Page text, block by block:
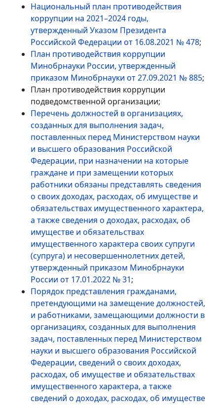
Национальный план противодействия
коррупции на 2021–2024 годы,
утвержденный Указом Президента
Российской Федерации от 16.08.2021 № 478;
План противодействия коррупции
Минобрнауки России, утвержденный
приказом Минобрнауки от 27.09.2021 № 885;
План противодействия коррупции
подведомственной организации;
Перечень должностей в организациях,
созданных для выполнения задач,
поставленных перед Министерством науки
и высшего образования Российской
Федерации, при назначении на которые
граждане и при замещении которых
работники обязаны представлять сведения
о своих доходах, расходах, об имуществе и
обязательствах имущественного характера,
а также сведения о доходах, расходах, об
имуществе и обязательствах
имущественного характера своих супруги
(супруга) и несовершеннолетних детей,
утвержденный приказом Минобрнауки
России от 17.01.2022 № 31;
Порядок представления гражданами,
претендующими на замещение должностей,
и работниками, замещающими должности в
организациях, созданных для выполнения
задач, поставленных перед Министерством
науки и высшего образования Российской
Федерации, сведений о своих доходах,
расходах, об имуществе и обязательствах
имущественного характера, а также
сведений о доходах, расходах, об имуществе